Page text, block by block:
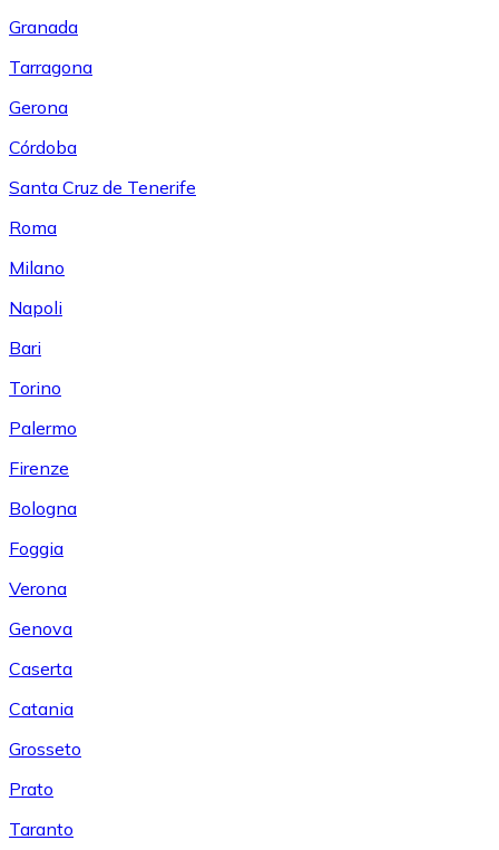
Granada
Tarragona
Gerona
Córdoba
Santa Cruz de Tenerife
Roma
Milano
Napoli
Bari
Torino
Palermo
Firenze
Bologna
Foggia
Verona
Genova
Caserta
Catania
Grosseto
Prato
Taranto